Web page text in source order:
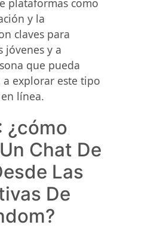
plataformas como
y la
claves para
jóvenes y a
que pueda
a explorar este tipo
línea.
¿cómo
Chat De
Las
De